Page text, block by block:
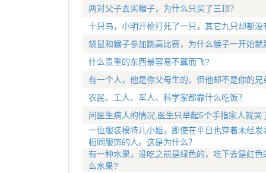
两对父子去买帽子，为什么只买了三顶？
十只鸟，小明开枪打死了一只，其它九只却都没
袋鼠和猴子参加跳高比赛，为什么猴子一开始就
什么贵重的东西最容易不翼而飞?
有一个人，他是你父母生的，但他却不是你的兄
农民、工人、军人、科学家都靠什么吃饭？
问医生病人的情况,医生只举起5个手指家人就哭
一位服装模特儿小姐，即使在平日也穿着未经
相同服饰的人。这是为什么？
有一种水果，没吃之前是绿色的，吃下去是红
么水果?